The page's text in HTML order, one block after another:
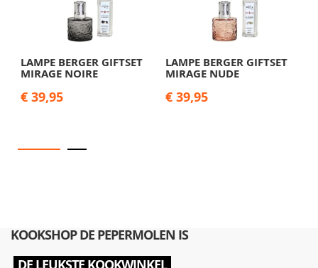
LAMPE BERGER GIFTSET
MIRAGE NOIRE
€ 39,95
LAMPE BERGER GIFTSET
MIRAGE NUDE
€ 39,95
KOOKSHOP DE PEPERMOLEN IS